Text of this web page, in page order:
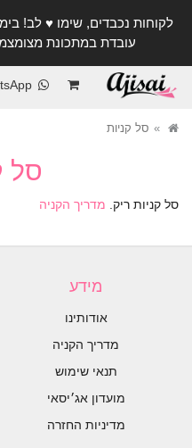
עובדת במתכונת
סל קניות
סל
סל קניות ריק. מדריך הקניה
מידע
אודותינו
מדריך הקניה
תנאי שימוש
מועדון אג׳יסאי
מדיניות החזרה